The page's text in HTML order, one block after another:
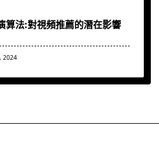
算法:對視頻推薦的潛在影響
2024